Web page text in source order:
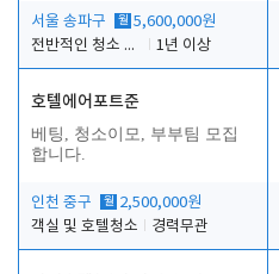
서울 송파구 월 5,600,000원
전반적인 청소 업무(객실청소.객실정리)
1년 이상
호텔에어포트준
베팅, 청소이모, 부부팀 모집
합니다.
인천 중구 월 2,500,000원
객실 및 호텔청소
경력무관